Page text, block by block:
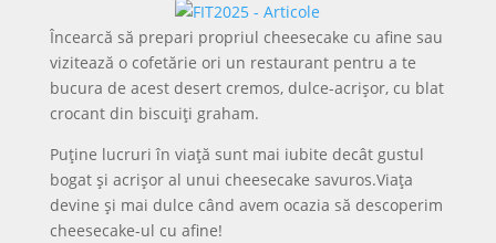
Încearcă să prepari propriul cheesecake cu afine sau
vizitează o cofetărie ori un restaurant pentru a te
bucura de acest desert cremos, dulce-acrișor, cu blat
crocant din biscuiți graham.
Puține lucruri în viață sunt mai iubite decât gustul
bogat și acrișor al unui cheesecake savuros.Viața
devine și mai dulce când avem ocazia să descoperim
cheesecake-ul cu afine!